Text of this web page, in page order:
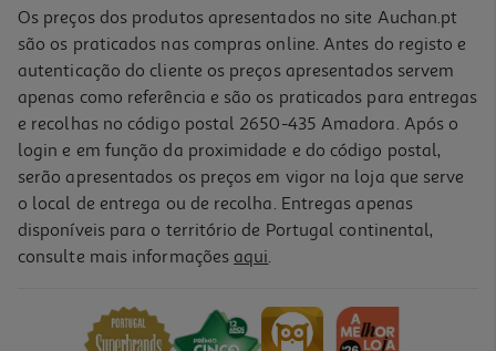
Caixa Em Vidro Quadrada Actuel Hermética 0.3l
Os preços dos produtos apresentados no site Auchan.pt
são os praticados nas compras online. Antes do registo e
autenticação do cliente os preços apresentados servem
apenas como referência e são os praticados para entregas
e recolhas no código postal 2650-435 Amadora. Após o
login e em função da proximidade e do código postal,
serão apresentados os preços em vigor na loja que serve
o local de entrega ou de recolha. Entregas apenas
disponíveis para o território de Portugal continental,
consulte mais informações aqui.